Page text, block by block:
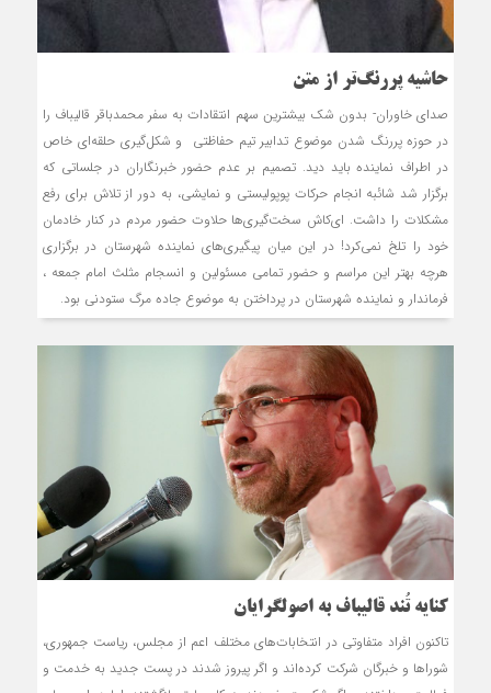
حاشیه پررنگ‌تر از متن
صدای خاوران- بدون شک بیشترین سهم انتقادات به سفر محمدباقر قالیباف را
در حوزه پررنگ شدن موضوع تدابیر تیم حفاظتی و شکل‌گیری حلقه‌ای خاص
در اطراف نماینده باید دید. تصمیم بر عدم حضور خبرنگاران در جلساتی که
برگزار شد شائبه انجام حرکات پوپولیستی و نمایشی، به دور از تلاش برای رفع
مشکلات را داشت. ای‌کاش سخت‌گیری‌ها حلاوت حضور مردم در کنار خادمان
خود را تلخ نمی‌کرد! در این میان پیگیری‌های نماینده شهرستان در برگزاری
هرچه بهتر این مراسم و حضور تمامی مسئولین و انسجام مثلث امام جمعه ،
فرماندار و نماینده شهرستان در پرداختن به موضوع جاده مرگ ستودنی بود.
كنايه تُند قاليباف به ‌اصولگرايان
تاکنون افراد متفاوتی در انتخابات‌های مختلف اعم از مجلس، ریاست جمهوری،
شوراها و خبرگان شرکت کرده‌اند و اگر پیروز شدند در پست جدید به خدمت و